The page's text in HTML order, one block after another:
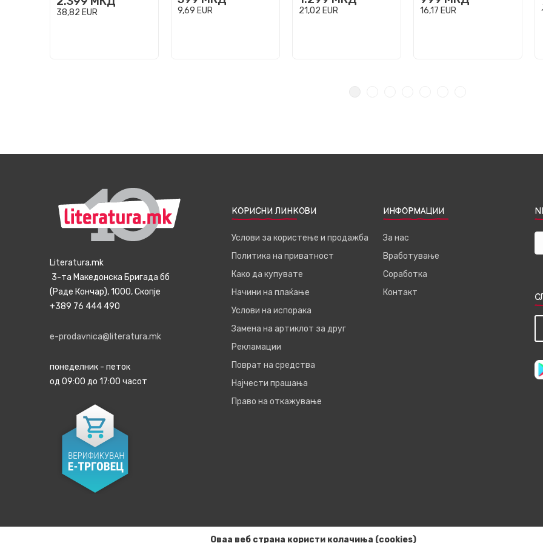
38,82 EUR 9,69 EUR 21,02 EUR 16,17 EUR
Literatura.mk
3-та Македонска Бригада бб
(Раде Кончар), 1000, Скопје
+389 76 444 490
e-prodavnica@literatura.mk
понеделник - петок
од 09:00 до 17:00 часот
КОРИСНИ ЛИНКОВИ
Услови за користење и продажба
Политика на приватност
Како да купувате
Начини на плаќање
Услови на испорака
Замена на артиклот за друг
Рекламации
Поврат на средства
Најчести прашања
Право на откажување
ИНФОРМАЦИИ
За нас
Вработување
Соработка
Контакт
Оваа веб страна користи колачиња (cookies)